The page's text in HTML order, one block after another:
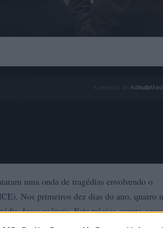
Ad hub
uma onda de tragédias envolvendo o
Nos primeiros dez dias do ano, quatro
dessa agência. Este trágico evento